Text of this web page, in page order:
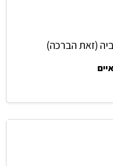
(זאת הברכה)